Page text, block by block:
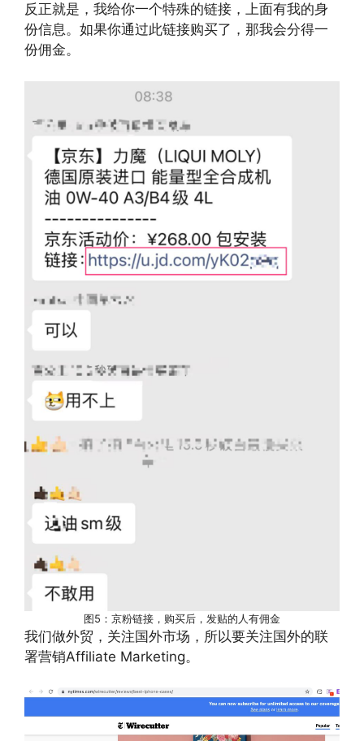
反正就是，我给你一个特殊的链接，上面有我的身
份信息。如果你通过此链接购买了，那我会分得一
份佣金。
图5：京粉链接，购买后，发贴的人有佣金
我们做外贸，关注国外市场，所以要关注国外的联
署营销Affiliate Marketing。